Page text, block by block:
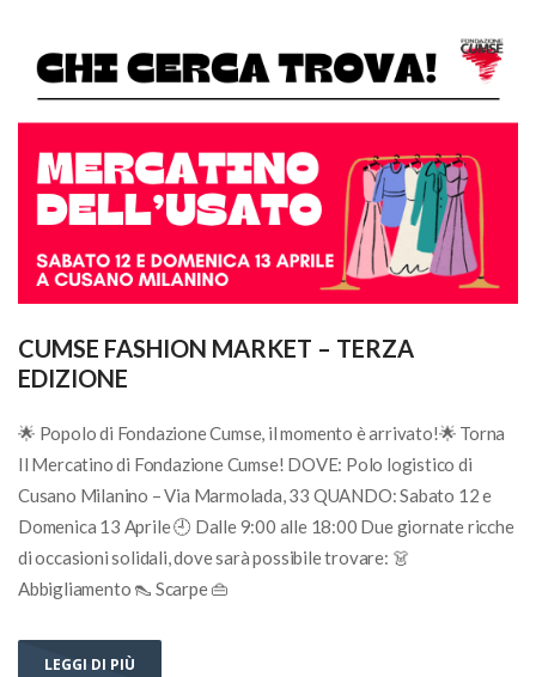
CUMSE FASHION MARKET – TERZA
EDIZIONE
🌟 Popolo di Fondazione Cumse, il momento è arrivato!🌟 Torna
Il Mercatino di Fondazione Cumse! DOVE: Polo logistico di
Cusano Milanino – Via Marmolada, 33 QUANDO: Sabato 12 e
Domenica 13 Aprile 🕘 Dalle 9:00 alle 18:00 Due giornate ricche
di occasioni solidali, dove sarà possibile trovare: 👗
Abbigliamento 👠 Scarpe 👜
LEGGI DI PIÙ